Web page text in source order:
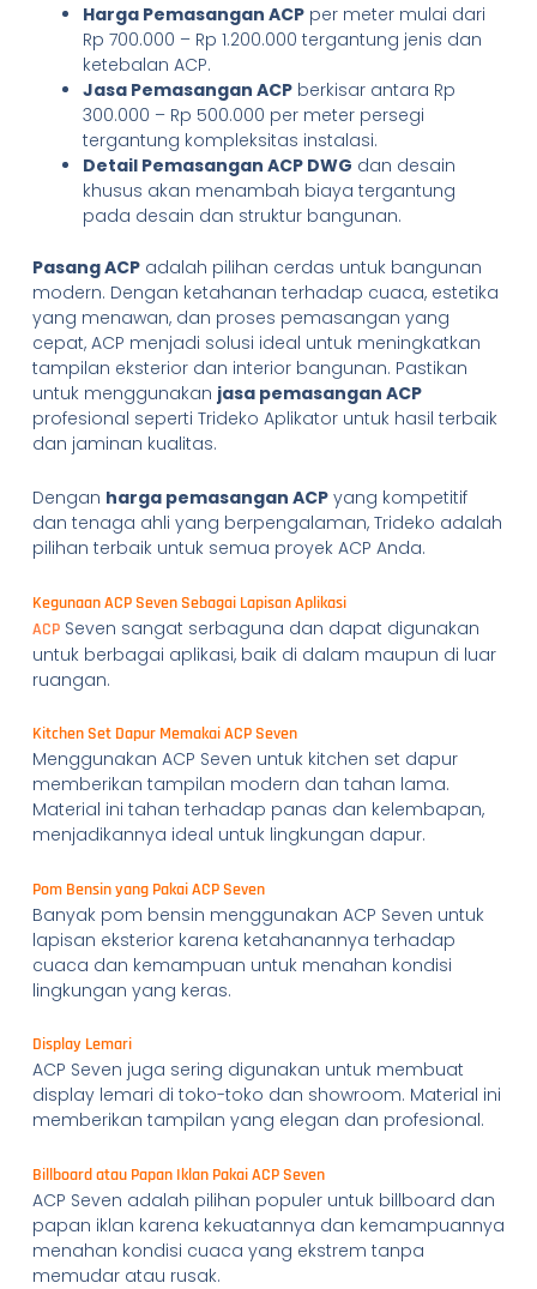
Harga Pemasangan ACPper meter mulai dari
Rp 700.000 – Rp 1.200.000 tergantung jenis dan
ketebalan ACP.
Jasa Pemasangan ACPberkisar antara Rp
300.000 – Rp 500.000 per meter persegi
tergantung kompleksitas instalasi.
Detail Pemasangan ACP DWG dan desain
khusus akan menambah biaya tergantung
pada desain dan struktur bangunan.
Pasang ACPadalah pilihan cerdas untuk bangunan
modern. Dengan ketahanan terhadap cuaca, estetika
yang menawan, dan proses pemasangan yang
cepat, ACP menjadi solusi ideal untuk meningkatkan
tampilan eksterior dan interior bangunan. Pastikan
untuk menggunakan jasa pemasangan ACP
profesional seperti Trideko Aplikator untuk hasil terbaik
dan jaminan kualitas.
Dengan harga pemasangan ACPyang kompetitif
dan tenaga ahli yang berpengalaman, Trideko adalah
pilihan terbaik untuk semua proyek ACP Anda.
Kegunaan ACP Seven Sebagai Lapisan Aplikasi
ACPSeven sangat serbaguna dan dapat digunakan
untuk berbagai aplikasi, baik di dalam maupun di luar
ruangan.
Kitchen Set Dapur Memakai ACP Seven
Menggunakan ACP Seven untuk kitchen set dapur
memberikan tampilan modern dan tahan lama.
Material ini tahan terhadap panas dan kelembapan,
menjadikannya ideal untuk lingkungan dapur.
Pom Bensin yang Pakai ACP Seven
Banyak pom bensin menggunakan ACP Seven untuk
lapisan eksterior karena ketahanannya terhadap
cuaca dan kemampuan untuk menahan kondisi
lingkungan yang keras.
Display Lemari
ACP Seven juga sering digunakan untuk membuat
display lemari di toko-toko dan showroom. Material ini
memberikan tampilan yang elegan dan profesional.
Billboard atau Papan Iklan Pakai ACP Seven
ACP Seven adalah pilihan populer untuk billboard dan
papan iklan karena kekuatannya dan kemampuannya
menahan kondisi cuaca yang ekstrem tanpa
memudar atau rusak.